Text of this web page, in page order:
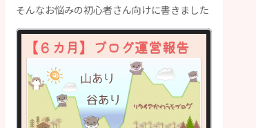
そんなお悩みの初心者さん向けに書きました